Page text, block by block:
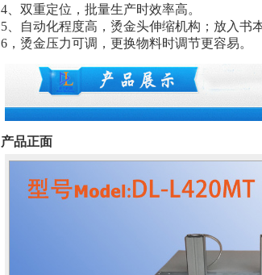
4、双重定位，批量生产时效率高。
5、自动化程度高，烫金头伸缩机构；放入书
6，烫金压力可调，更换物料时调节更容易。
产品正面